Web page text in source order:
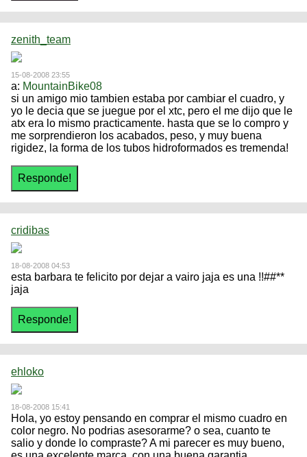
zenith_team
15-08-2008 23:55
a: MountainBike08
si un amigo mio tambien estaba por cambiar el cuadro, y
yo le decia que se juegue por el xtc, pero el me dijo que le
atx era lo mismo practicamente. hasta que se lo compro y
me sorprendieron los acabados, peso, y muy buena
rigidez, la forma de los tubos hidroformados es tremenda!
cridibas
18-08-2008 04:53
esta barbara te felicito por dejar a vairo jaja es una !!##**
jaja
ehloko
18-08-2008 15:41
Hola, yo estoy pensando en comprar el mismo cuadro en
color negro. No podrias asesorarme? o sea, cuanto te
salio y donde lo compraste? A mi parecer es muy bueno,